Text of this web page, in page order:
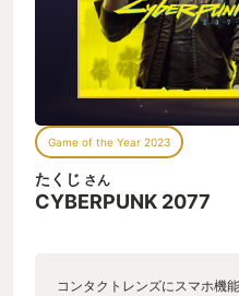
Game of the Year 2023
たくじ さん
CYBERPUNK 2077
コンタクトレンズにスマホ機